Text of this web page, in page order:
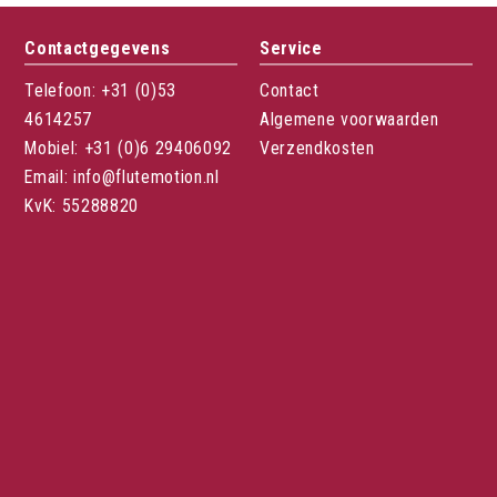
Contactgegevens
Telefoon: +31 (0)53
4614257
Mobiel: +31 (0)6 29406092
Email: info@flutemotion.nl
KvK: 55288820
Service
Contact
Algemene voorwaarden
Verzendkosten